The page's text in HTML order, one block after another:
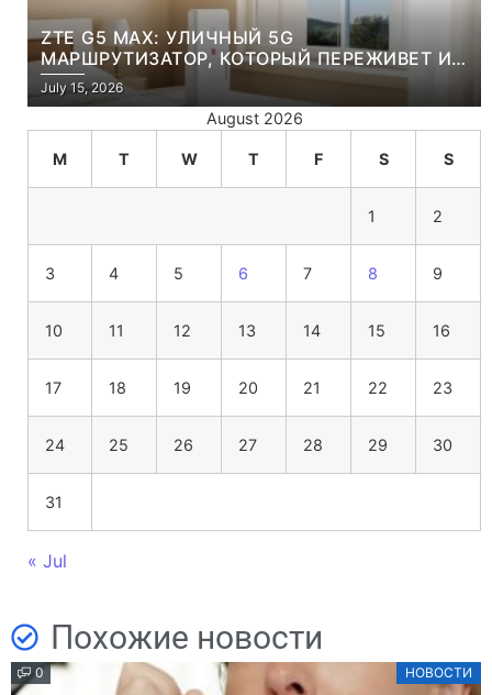
ZTE G5 MAX: УЛИЧНЫЙ 5G
МАРШРУТИЗАТОР, КОТОРЫЙ ПЕРЕЖИВЕТ И
ЛЮТУЮ ЗИМУ, И ЖАРКОЕ ЛЕТО
July 15, 2026
August 2026
M T W T F S S
1 2
3 4 5 6 7 8 9
10 11 12 13 14 15 16
17 18 19 20 21 22 23
24 25 26 27 28 29 30
31
« Jul
Похожие новости
0 НОВОСТИ